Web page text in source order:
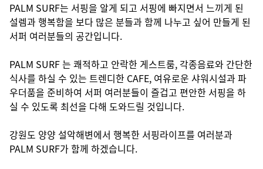
PALM SURF는 서핑을 알게 되고 서핑에 빠지면서 느끼게 된
설렘과 행복함을 보다 많은 분들과 함께 나누고 싶어 만들게 된
서퍼 여러분들의 공간입니다.
PALM SURF 는 쾌적하고 안락한 게스트룸, 각종음료와 간단한
식사를 하실 수 있는 트렌디한 CAFE, 여유로운 샤워시설과 파
우더품을 준비하여 서퍼 여러분들이 즐겁고 편안한 서핑을 하
실 수 있도록 최선을 다해 도와드릴 것입니다.
강원도 양양 설악해변에서 행복한 서핑라이프를 여러분과
PALM SURF가 함께 하겠습니다.